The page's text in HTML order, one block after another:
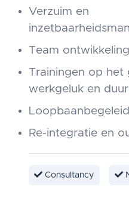
Verzuim en
Team ontwikkeling
Trainingen op het
werkgeluk en
Re-integratie en
Consultancy